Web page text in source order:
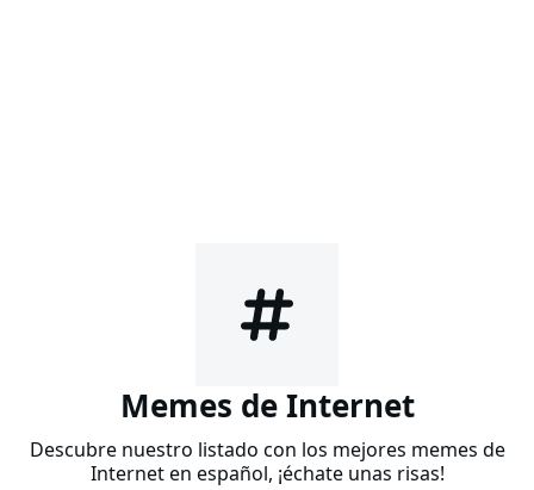
Memes de Internet
Descubre nuestro listado con los mejores memes de
Internet en español, ¡échate unas risas!